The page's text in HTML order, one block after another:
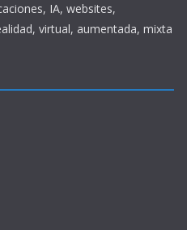
IA, websites,
virtual, aumentada, mixta